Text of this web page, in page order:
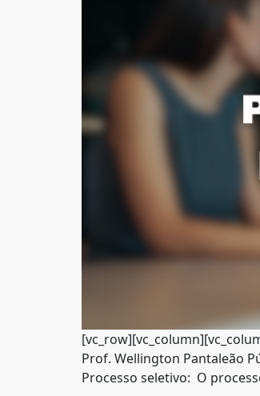
Prof. Wellington Pantaleão
Processo seletivo: O